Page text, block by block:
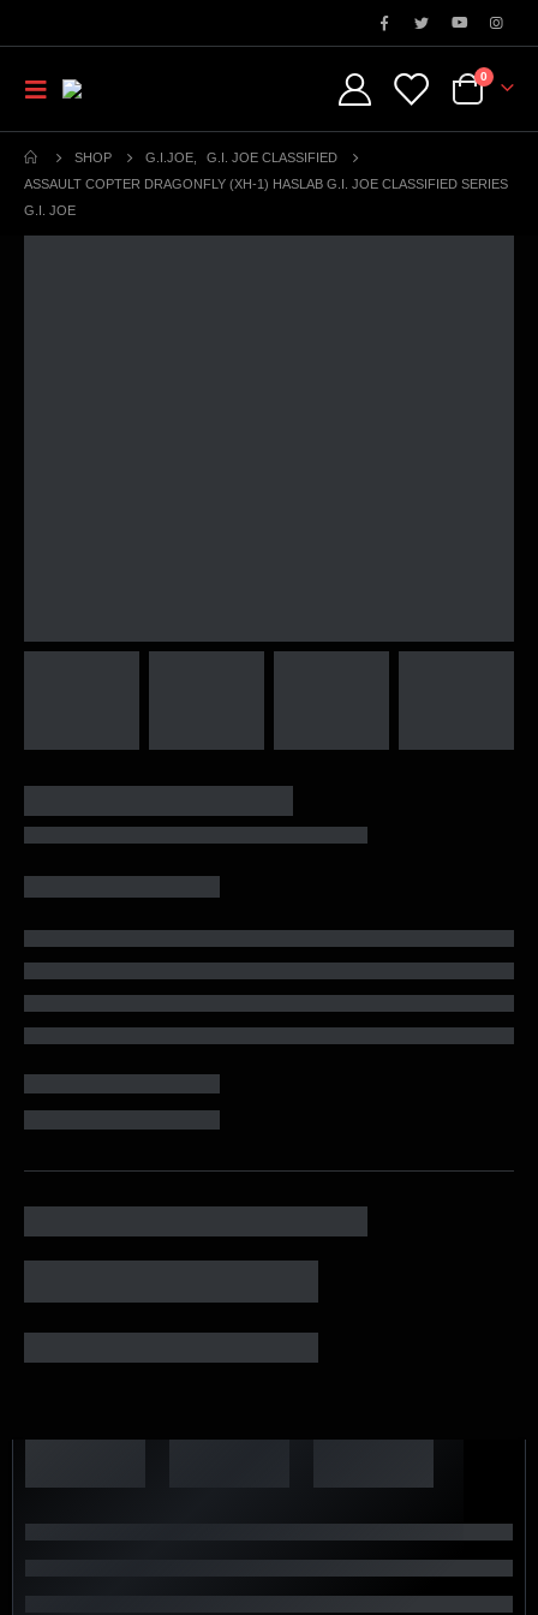
0
SHOP G.I.JOE
G.I. JOE CLASSIFIED
ASSAULT COPTER DRAGONFLY (XH-1) HASLAB G.I. JOE CLASSIFIED SERIES
G.I. JOE